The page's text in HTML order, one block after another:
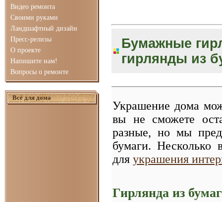
Видео ремонта
Своими руками
Ландшафтный дизайн
Пресс-релизы
О проекте
Напишите нам!
Вопросы о ремонте
Всё для дома
Бумажные
гирлянды из
Украшение дома
вы не сможете
разные, но мы
бумаги. Несколько
для украшения
Гирлянда из